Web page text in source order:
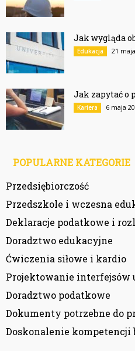
Jak wygląda
Edukacja 21
Jak zapytać o
Kariera 6 maja
POPULARNE KATEGORIE
Przedsiębiorczość
Przedszkole i wczesna
Deklaracje podatkowe i
Doradztwo edukacyjne
Ćwiczenia siłowe i kardio
Projektowanie
Doradztwo podatkowe
Dokumenty potrzebne do
Doskonalenie kompetencji